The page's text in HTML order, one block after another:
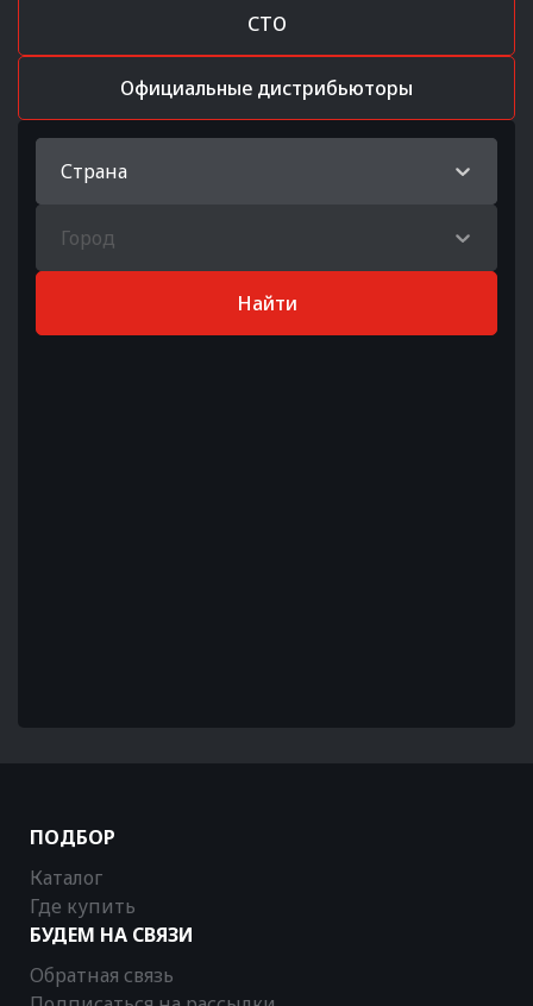
СТО
Официальные дистрибьюторы
Страна
Город
Найти
ПОДБОР
Каталог
Где купить
БУДЕМ НА СВЯЗИ
Обратная связь